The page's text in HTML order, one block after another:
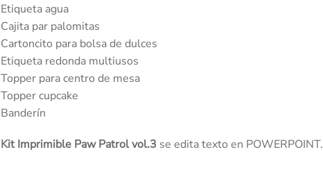
Etiqueta agua
Cajita par palomitas
Cartoncito para bolsa de dulces
Etiqueta redonda multiusos
Topper para centro de mesa
Topper cupcake
Banderín
Kit Imprimible Paw Patrol vol.3 se edita texto en POWERPOINT.